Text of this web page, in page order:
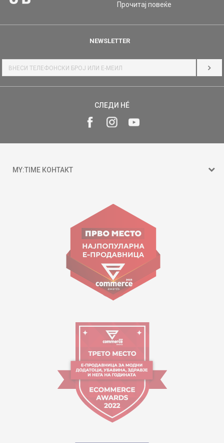
Прочитај повеќе
NEWSLETTER
СЛЕДИ НÉ
MY:TIME КОНТАКТ
ул. Гоце Николовски бр.74 Скопје
contact@mytime.mk
Работно време:
09:00 до 17:00